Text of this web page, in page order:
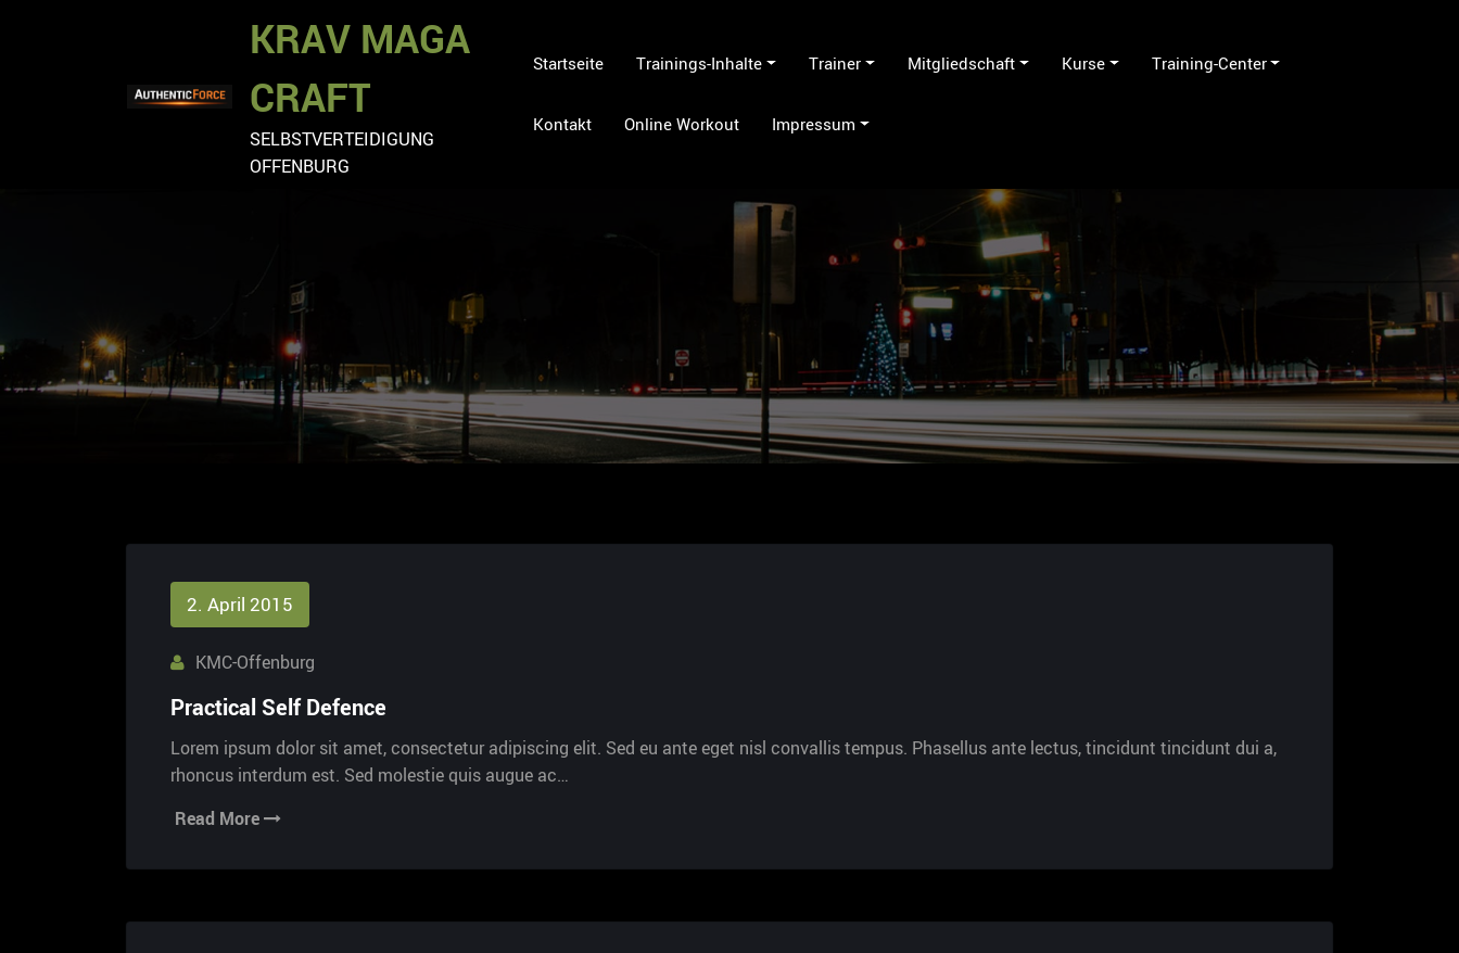
KRAV MAGA
CRAFT
SELBSTVERTEIDIGUNG
OFFENBURG
Startseite Trainings-Inhalte Trainer Mitgliedschaft Kurse Training-Center
Kontakt Online Workout Impressum
2. April 2015
KMC-Offenburg
Practical Self Defence
Lorem ipsum dolor sit amet, consectetur adipiscing elit. Sed eu ante eget nisl convallis tempus. Phasellus ante lectus, tincidunt tincidunt dui a,
rhoncus interdum est. Sed molestie quis augue ac…
Read More